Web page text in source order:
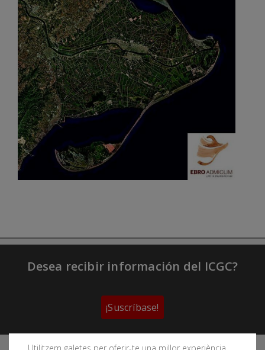
Desea recibir información del ICGC?
¡Suscríbase!